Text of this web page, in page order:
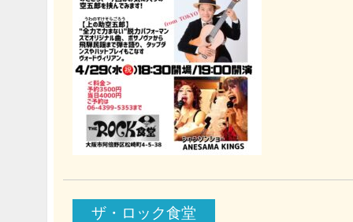
ザ・ロック食堂